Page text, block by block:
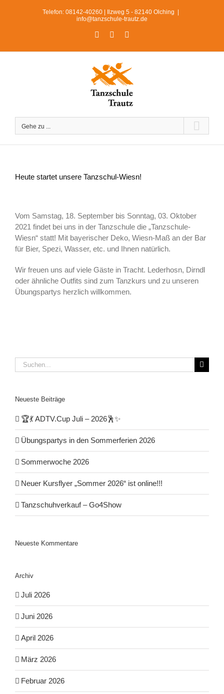
Telefon: 08142-40260 | Ilzweg 5 - 82140 Olching
info@tanzschule-trautz.de
FacebookInstagram
Gehe zu ...
Heute startet unsere Tanzschul-Wiesn!
grösseres
Bild
Vom Samstag, 18. September bis Sonntag, 03. Oktober
2021 findet bei uns in der Tanzschule die „Tanzschule-
Wiesn“ statt! Mit bayerischer Deko, Wiesn-Maß an der Bar
für Bier, Spezi, Wasser, etc. und Ihnen natürlich.
Wir freuen uns auf viele Gäste in Tracht. Lederhosn, Dirndl
oder ähnliche Outfits sind zum Tanzkurs und zu unseren
Übungspartys herzlich willkommen.
Suche
nach:
Neueste Beiträge
🏆💃 ADTV.Cup Juli – 2026🕺✨
Übungspartys in den Sommerferien 2026
Sommerwoche 2026
Neuer Kursflyer „Sommer 2026“ ist online!!!
Tanzschuhverkauf – Go4Show
Neueste Kommentare
Archiv
Juli 2026
Juni 2026
April 2026
März 2026
Februar 2026